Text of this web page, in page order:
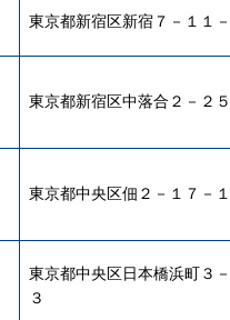
東京都新宿区新宿７－１１
東京都新宿区中落合２－２
東京都中央区佃２－１７－
東京都中央区日本橋浜町３
３